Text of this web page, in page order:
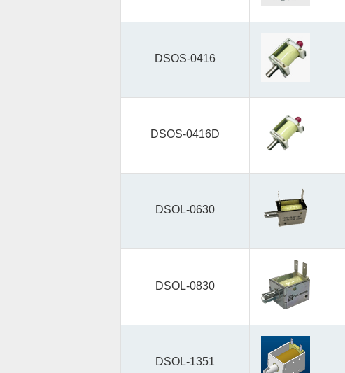
DSOS-0416
DSOS-0416D
DSOL-0630
DSOL-0830
DSOL-1351